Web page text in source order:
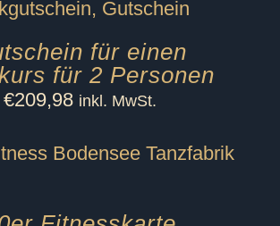
für einen
für 2 Personen
€209,98 inkl. MwSt.